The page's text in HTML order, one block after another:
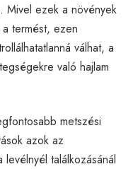
. Mivel ezek a növények
termést, ezen
válhat, a
való hajlam
metszési
azok az
találkozásánál